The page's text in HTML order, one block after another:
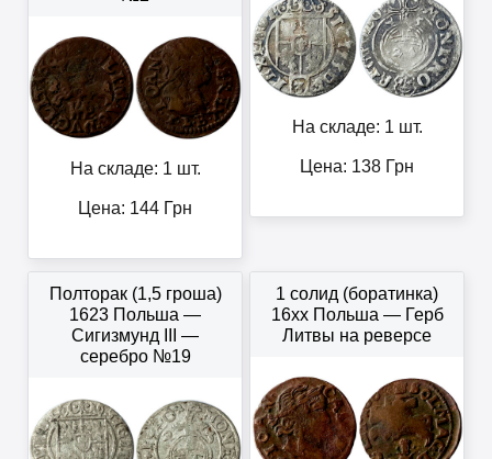
На складе: 1 шт.
Цена: 144 Грн
На складе: 1 шт.
Цена: 138 Грн
Полторак (1,5 гроша)
1623 Польша —
Сигизмунд III —
серебро №19
1 солид (боратинка)
16xx Польша — Герб
Литвы на реверсе